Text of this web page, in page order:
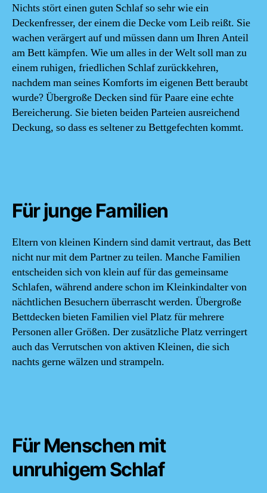
Nichts stört einen guten Schlaf so sehr wie ein
Deckenfresser, der einem die Decke vom Leib reißt. Sie
wachen verärgert auf und müssen dann um Ihren Anteil
am Bett kämpfen. Wie um alles in der Welt soll man zu
einem ruhigen, friedlichen Schlaf zurückkehren,
nachdem man seines Komforts im eigenen Bett beraubt
wurde? Übergroße Decken sind für Paare eine echte
Bereicherung. Sie bieten beiden Parteien ausreichend
Deckung, so dass es seltener zu Bettgefechten kommt.
Für junge Familien
Eltern von kleinen Kindern sind damit vertraut, das Bett
nicht nur mit dem Partner zu teilen. Manche Familien
entscheiden sich von klein auf für das gemeinsame
Schlafen, während andere schon im Kleinkindalter von
nächtlichen Besuchern überrascht werden. Übergroße
Bettdecken bieten Familien viel Platz für mehrere
Personen aller Größen. Der zusätzliche Platz verringert
auch das Verrutschen von aktiven Kleinen, die sich
nachts gerne wälzen und strampeln.
Für Menschen mit
unruhigem Schlaf